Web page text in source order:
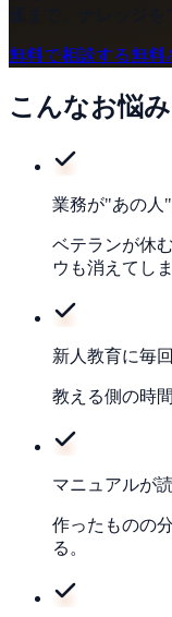
無料で相談する無料
こんなお悩
業務が"あの人
ベテランが休
ウも消えてしま
新人教育に毎
教える側の時
マニュアルが
作ったものの
る。